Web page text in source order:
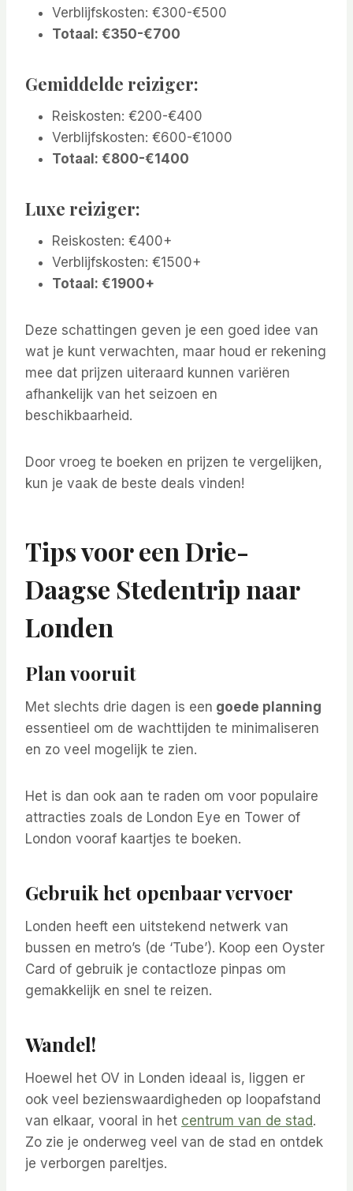
Verblijfskosten: €300-€500
Totaal: €350-€700
Gemiddelde reiziger:
Reiskosten: €200-€400
Verblijfskosten: €600-€1000
Totaal: €800-€1400
Luxe reiziger:
Reiskosten: €400+
Verblijfskosten: €1500+
Totaal: €1900+
Deze schattingen geven je een goed idee van
wat je kunt verwachten, maar houd er rekening
mee dat prijzen uiteraard kunnen variëren
afhankelijk van het seizoen en
beschikbaarheid.
Door vroeg te boeken en prijzen te vergelijken,
kun je vaak de beste deals vinden!
Tips voor een Drie-
Daagse Stedentrip naar
Londen
Plan vooruit
Met slechts drie dagen is een goede planning
essentieel om de wachttijden te minimaliseren
en zo veel mogelijk te zien.
Het is dan ook aan te raden om voor populaire
attracties zoals de London Eye en Tower of
London vooraf kaartjes te boeken.
Gebruik het openbaar vervoer
Londen heeft een uitstekend netwerk van
bussen en metro’s (de ‘Tube’). Koop een Oyster
Card of gebruik je contactloze pinpas om
gemakkelijk en snel te reizen.
Wandel!
Hoewel het OV in Londen ideaal is, liggen er
ook veel bezienswaardigheden op loopafstand
van elkaar, vooral in het centrum van de stad.
Zo zie je onderweg veel van de stad en ontdek
je verborgen pareltjes.